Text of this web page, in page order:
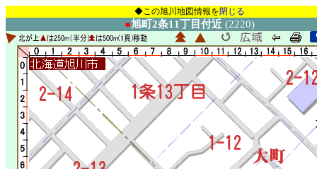
◆この旭川地図情報を閉じる
●旭町2条11丁目付近 (2220)